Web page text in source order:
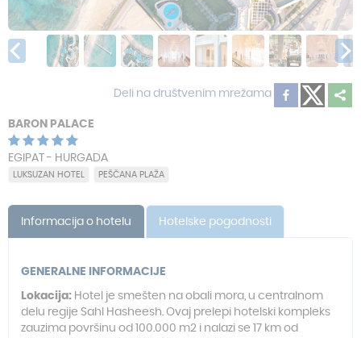
Deli na društvenim mrežama
BARON PALACE
EGIPAT - HURGADA
LUKSUZAN HOTEL PEŠČANA PLAŽA
Informacija o hotelu Hotelske pogodnosti
GENERALNE INFORMACIJE
Lokacija: Hotel je smešten na obali mora, u centralnom
delu regije Sahl Hasheesh. Ovaj prelepi hotelski kompleks
zauzima površinu od 100.000 m2 i nalazi se 17 km od